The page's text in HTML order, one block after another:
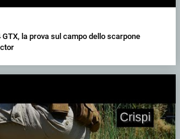
la prova sul campo dello scarpone